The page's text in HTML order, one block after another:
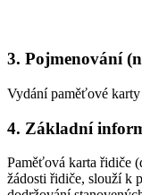
3. Pojmenování
Vydání paměťové
4. Základní
Paměťová karta řidiče
žádosti řidiče, slouží k